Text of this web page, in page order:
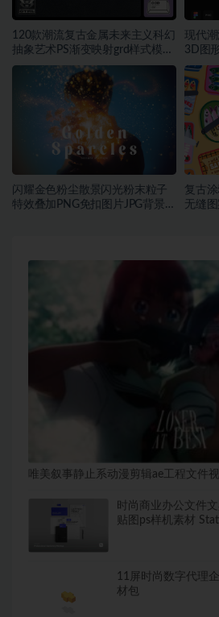
120款潮流复古金属未来主义科幻
抽象艺术PS渐变映射grd样式模板
素材
现代
3D图
计素材
闪耀金色粉尘散景闪光粉末粒子
特效叠加PNG免扣图片JPG背景素
复古
无缝
唯美叙事静止系动漫剪辑ae工程文件
时尚商业办公文件
贴图ps样机素材
11屏时尚数字代理
材包